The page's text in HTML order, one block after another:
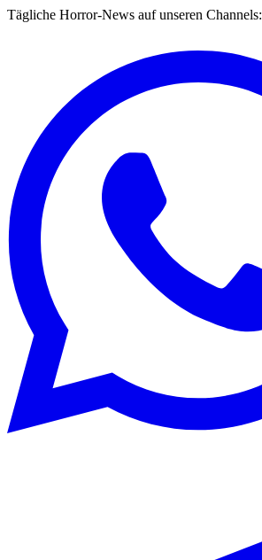
Tägliche Horror-News auf unseren Channels: